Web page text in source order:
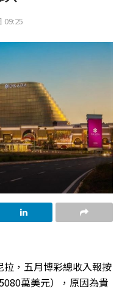
09:25
，五月博彩總收入報按
萬美元），原因為貴